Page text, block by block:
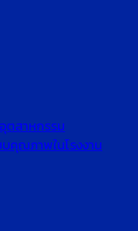
ตสาหกรรม
คุณภาพในโรงงาน